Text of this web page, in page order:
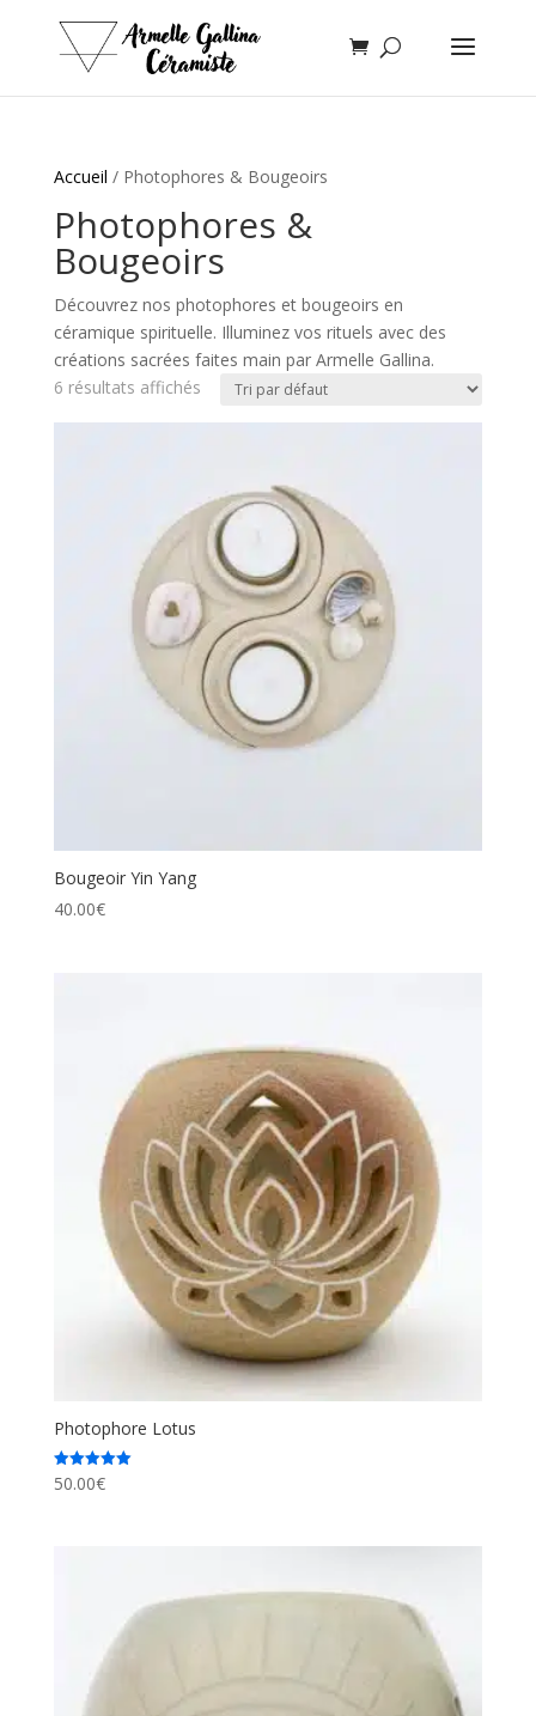
Accueil / Photophores & Bougeoirs
Photophores &
Bougeoirs
Découvrez nos photophores et bougeoirs en
céramique spirituelle. Illuminez vos rituels avec des
créations sacrées faites main par Armelle Gallina.
6 résultats affichés
Bougeoir Yin Yang
40.00€
Photophore Lotus
Note
5.00
50.00€